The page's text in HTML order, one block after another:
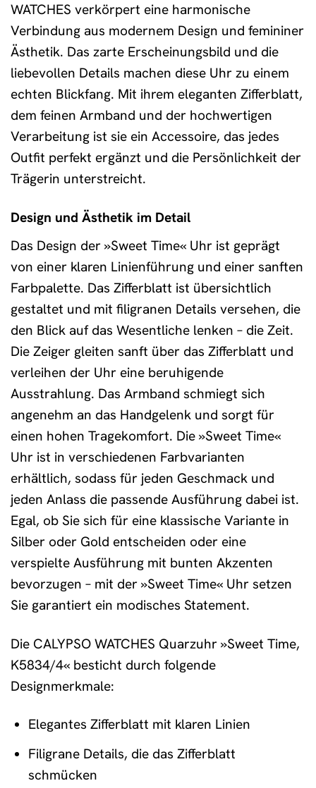
WATCHES verkörpert eine harmonische
Verbindung aus modernem Design und femininer
Ästhetik. Das zarte Erscheinungsbild und die
liebevollen Details machen diese Uhr zu einem
echten Blickfang. Mit ihrem eleganten Zifferblatt,
dem feinen Armband und der hochwertigen
Verarbeitung ist sie ein Accessoire, das jedes
Outfit perfekt ergänzt und die Persönlichkeit der
Trägerin unterstreicht.
Design und Ästhetik im Detail
Das Design der »Sweet Time« Uhr ist geprägt
von einer klaren Linienführung und einer sanften
Farbpalette. Das Zifferblatt ist übersichtlich
gestaltet und mit filigranen Details versehen, die
den Blick auf das Wesentliche lenken – die Zeit.
Die Zeiger gleiten sanft über das Zifferblatt und
verleihen der Uhr eine beruhigende
Ausstrahlung. Das Armband schmiegt sich
angenehm an das Handgelenk und sorgt für
einen hohen Tragekomfort. Die »Sweet Time«
Uhr ist in verschiedenen Farbvarianten
erhältlich, sodass für jeden Geschmack und
jeden Anlass die passende Ausführung dabei ist.
Egal, ob Sie sich für eine klassische Variante in
Silber oder Gold entscheiden oder eine
verspielte Ausführung mit bunten Akzenten
bevorzugen – mit der »Sweet Time« Uhr setzen
Sie garantiert ein modisches Statement.
Die CALYPSO WATCHES Quarzuhr »Sweet Time,
K5834/4« besticht durch folgende
Designmerkmale:
Elegantes Zifferblatt mit klaren Linien
Filigrane Details, die das Zifferblatt
schmücken